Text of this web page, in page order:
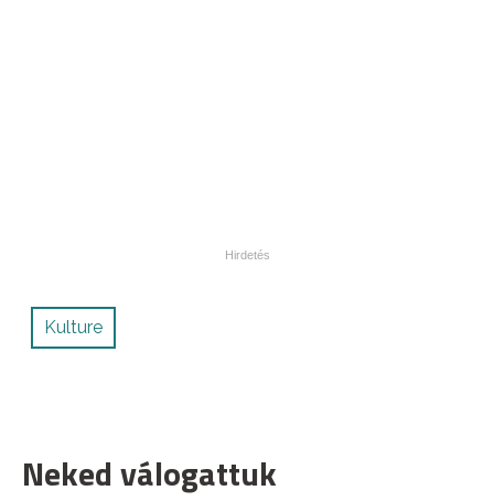
Kulture
Neked válogattuk